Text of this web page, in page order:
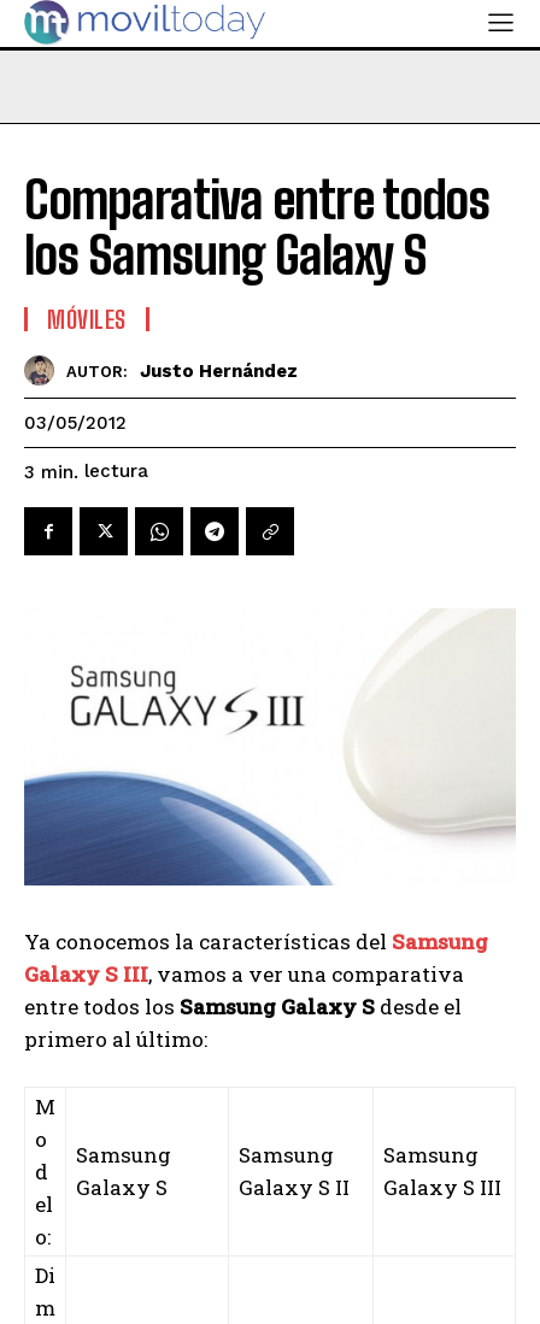
Comparativa entre todos
los Samsung Galaxy S
MÓVILES
AUTOR: Justo Hernández
03/05/2012
3 min. lectura
Ya conocemos la características del Samsung
Galaxy S III, vamos a ver una comparativa
entre todos los Samsung Galaxy S desde el
primero al último:
M
o
d
el
o:
Samsung
Galaxy S
Samsung
Galaxy S II
Samsung
Galaxy S III
Di
m